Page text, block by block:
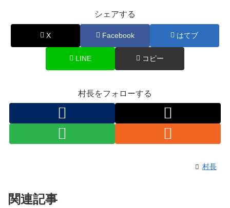
シェアする
X Facebook はてブ
LINE コピー
村長をフォローする
村長
関連記事